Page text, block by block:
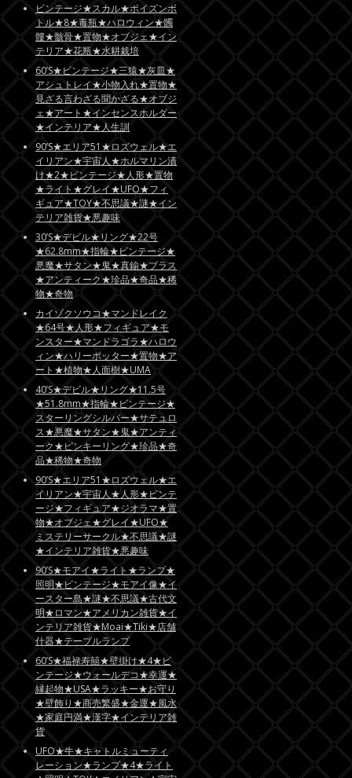
ビンテージ★スカル★ポイズンボ
トル★8★毒瓶★ハロウィン★髑
髏★骸骨★置物★オブジェ★イン
テリア★花瓶★水耕栽培
60’S★ビンテージ★三猿★灰皿★
アシュトレイ★小物入れ★置物★
見ざる言わざる聞かざる★オブジ
ェ★アート★インセンスホルダー
★インテリア★人生訓
90’S★エリア51★ロズウェル★エ
イリアン★宇宙人★ホルマリン漬
け★2★ビンテージ★人形★置物
★ライト★グレイ★UFO★フィ
ギュア★TOY★不思議★謎★イン
テリア雑貨★悪趣味
30’S★デビル★リング★22号
★62.8mm★指輪★ビンテージ★
悪魔★サタン★鬼★真鍮★ブラス
★アンティーク★珍品★奇品★稀
物★奇物
カイゾクソウコ★マンドレイク
★64号★人形★フィギュア★モ
ンスター★マンドラゴラ★ハロウ
ィン★ハリーポッター★置物★ア
ート★植物★人面樹★UMA
40’S★デビル★リング★11.5号
★51.8mm★指輪★ビンテージ★
スターリングシルバー★サテュロ
ス★悪魔★サタン★鬼★アンティ
ーク★ピンキーリング★珍品★奇
品★稀物★奇物
90’S★エリア51★ロズウェル★エ
イリアン★宇宙人★人形★ビンテ
ージ★フィギュア★ジオラマ★置
物★オブジェ★グレイ★UFO★
ミステリーサークル★不思議★謎
★インテリア雑貨★悪趣味
90’S★モアイ★ライト★ランプ★
照明★ビンテージ★モアイ像★イ
ースター島★謎★不思議★古代文
明★ロマン★アメリカン雑貨★イ
ンテリア雑貨★Moai★Tiki★店舗
什器★テーブルランプ
60’S★福禄寿囍★壁掛け★4★ビ
ンテージ★ウォールデコ★幸運★
縁起物★USA★ラッキー★お守り
★壁飾り★商売繁盛★金運★風水
★家庭円満★漢字★インテリア雑
貨
UFO★牛★キャトルミューティ
レーション★ランプ★4★ライト